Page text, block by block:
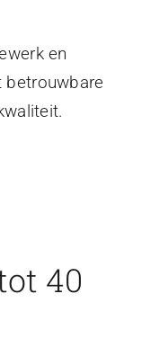
en
betrouwbare
40